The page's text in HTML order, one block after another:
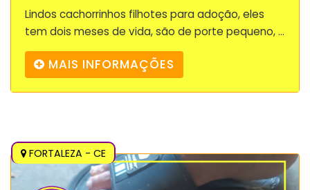
Lindos cachorrinhos filhotes para adoção, eles
tem dois meses de vida, são de porte pequeno, ...
MAIS INFORMAÇÕES
FORTALEZA - CE